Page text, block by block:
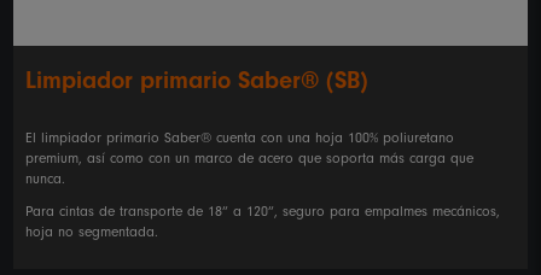
Limpiador primario Saber® (SB)
El limpiador primario Saber® cuenta con una hoja 100% poliuretano
premium, así como con un marco de acero que soporta más carga que
nunca.
Para cintas de transporte de 18” a 120”, seguro para empalmes mecánicos,
hoja no segmentada.